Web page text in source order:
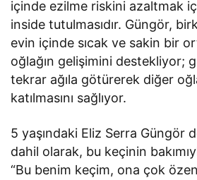
içinde ezilme riskini azaltmak
inside tutulmasıdır. Güngör,
evin içinde sıcak ve sakin bir
oğlağın gelişimini destekliyor;
tekrar ağıla götürerek diğer
katılmasını sağlıyor.
5 yaşındaki Eliz Serra Güngör
dahil olarak, bu keçinin
“Bu benim keçim, ona çok